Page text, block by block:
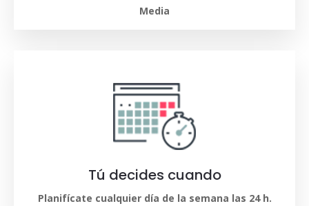
Media
Tú decides cuando
Planifícate cualquier día de la semana las 24 h.